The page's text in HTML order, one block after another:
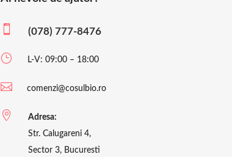
 (078) 777-8476
} L-V: 09:00 – 18:00
 comenzi@cosulbio.ro

Adresa:
Str. Calugareni 4,
Sector 3, Bucuresti